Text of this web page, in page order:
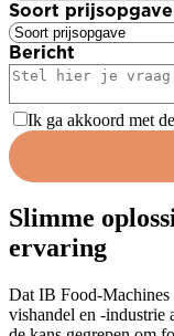
Soort prijsopgave
Bericht
Ik ga akkoord met
Slimme
ervaring
Dat IB Food-Machines
vishandel en -industrie